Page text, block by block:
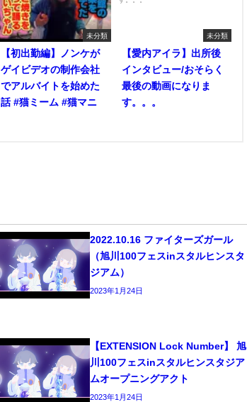
未分類
【初出勤編】ノンケが
ゲイビデオの制作会社
でアルバイトを始めた
話 #猫ミーム #猫マニ
未分類
【愛内アイラ】出所後
インタビュー/おそらく
最後の動画になりま
す。。。
2022.10.16 ファイターズガール
（旭川100フェスinスタルヒンスタ
ジアム）
2023年1月24日
【EXTENSION Lock Number】 旭
川100フェスinスタルヒンスタジア
ムオープニングアクト
2023年1月24日